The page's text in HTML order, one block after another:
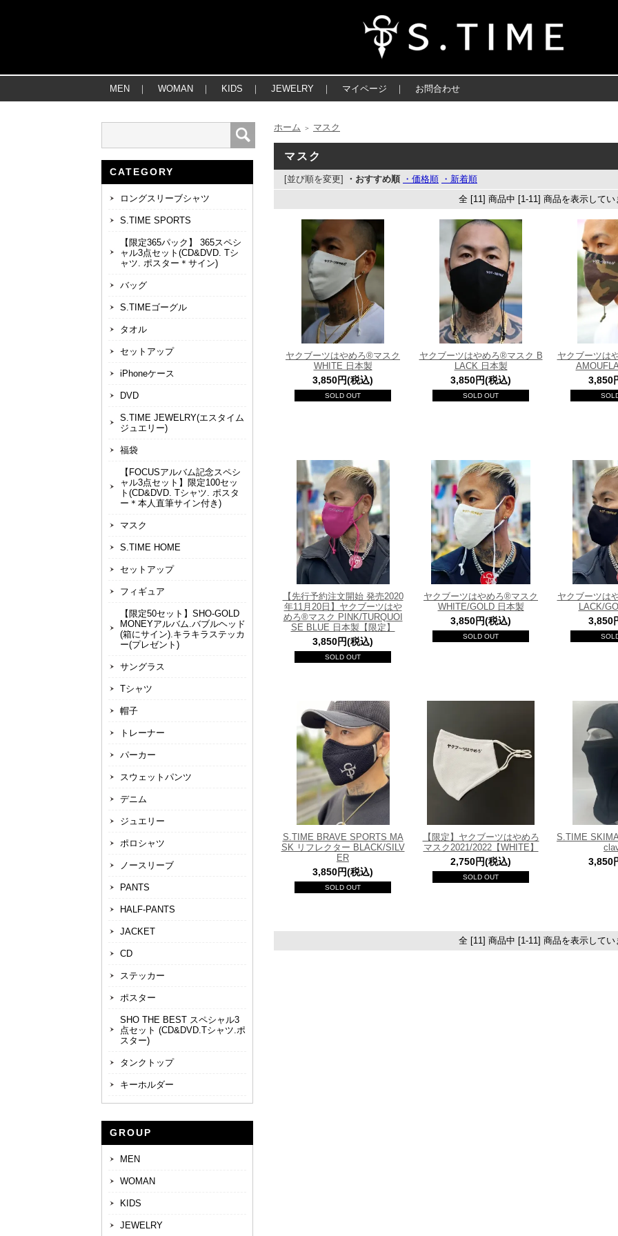
MEN ｜ WOMAN ｜ KIDS ｜ JEWELRY ｜ マイページ ｜ お問合わせ
CATEGORY
ロングスリーブシャツ
S.TIME SPORTS
【限定365パック】 365スペシ
ャル3点セット(CD&DVD. Tシ
ャツ. ポスター＊サイン)
バッグ
S.TIMEゴーグル
タオル
セットアップ
iPhoneケース
DVD
S.TIME JEWELRY(エスタイム
ジュエリー)
福袋
【FOCUSアルバム記念スペシ
ャル3点セット】限定100セッ
ト(CD&DVD. Tシャツ. ポスタ
ー＊本人直筆サイン付き)
マスク
S.TIME HOME
セットアップ
フィギュア
【限定50セット】SHO-GOLD
MONEYアルバム.バブルヘッド
(箱にサイン).キラキラステッカ
ー(プレゼント)
サングラス
Tシャツ
帽子
トレーナー
パーカー
スウェットパンツ
デニム
ジュエリー
ポロシャツ
ノースリーブ
PANTS
HALF-PANTS
JACKET
CD
ステッカー
ポスター
SHO THE BEST スペシャル3
点セット (CD&DVD.Tシャツ.ポ
スター)
タンクトップ
キーホルダー
GROUP
MEN
WOMAN
KIDS
JEWELRY
ホーム ＞ マスク
マスク
[並び順を変更] ・おすすめ順 ・価格順 ・新着順
全 [11] 商品中 [1-11] 商品を表示してい
ヤクブーツはやめろ®マスク
WHITE 日本製
3,850円(税込)
SOLD OUT
ヤクブーツはやめろ®マスク B
LACK 日本製
3,850円(税込)
SOLD OUT
ヤクブーツは
3,850
【先行予約注文開始 発売2020
年11月20日】ヤクブーツはや
めろ®マスク PINK/TURQUOI
SE BLUE 日本製【限定】
3,850円(税込)
SOLD OUT
ヤクブーツはやめろ®マスク
WHITE/GOLD 日本製
3,850円(税込)
SOLD OUT
ヤクブーツは
LACK/
3,850
S.TIME BRAVE SPORTS MA
SK リフレクター BLACK/SILV
ER
3,850円(税込)
SOLD OUT
【限定】ヤクブーツはやめろ
マスク2021/2022【WHITE】
2,750円(税込)
SOLD OUT
S.TIME
3,850
全 [11] 商品中 [1-11] 商品を表示してい